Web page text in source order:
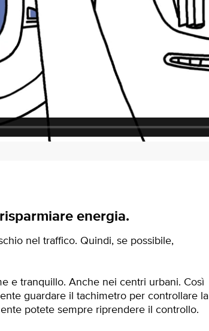
energia.
nel traffico. Quindi, se possibile,
e tranquillo. Anche nei centri urbani. Così
guardare il tachimetro per controllare la
potete sempre riprendere il controllo.